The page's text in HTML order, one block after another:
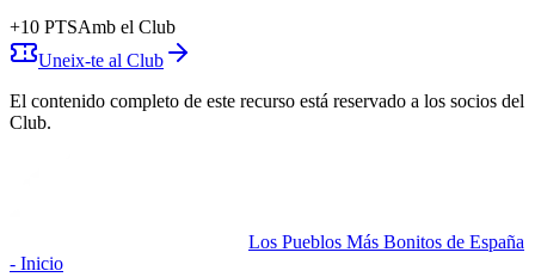
+10 PTSAmb el Club
Uneix-te al Club
El contenido completo de este recurso está reservado a los socios del
Club.
Los Pueblos Más Bonitos de España
- Inicio